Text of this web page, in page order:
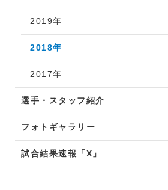
2019年
2018年
2017年
選手・スタッフ紹介
フォトギャラリー
試合結果速報「X」